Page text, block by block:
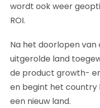
wordt ook weer
ROI.
Na het doorlopen
uitgerolde land
de product growth-
en begint het
een nieuw land.